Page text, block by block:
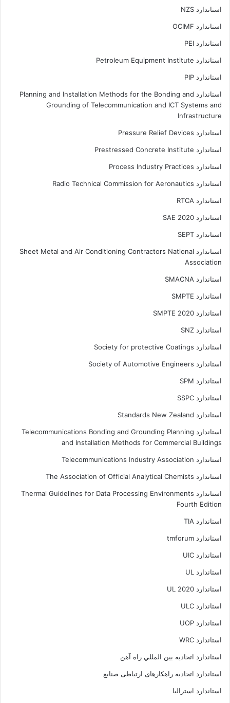
استاندارد NZS
استاندارد OCIMF
استاندارد PEI
استاندارد Petroleum Equipment Institute
استاندارد PIP
استاندارد Planning and Installation Methods for the Bonding and
Grounding of Telecommunication and ICT Systems and
Infrastructure
استاندارد Pressure Relief Devices
استاندارد Prestressed Concrete Institute
استاندارد Process Industry Practices
استاندارد Radio Technical Commission for Aeronautics
استاندارد RTCA
استاندارد SAE 2020
استاندارد SEPT
استاندارد Sheet Metal and Air Conditioning Contractors National
Association
استاندارد SMACNA
استاندارد SMPTE
استاندارد SMPTE 2020
استاندارد SNZ
استاندارد Society for protective Coatings
استاندارد Society of Automotive Engineers
استاندارد SPM
استاندارد SSPC
استاندارد Standards New Zealand
استاندارد Telecommunications Bonding and Grounding Planning
and Installation Methods for Commercial Buildings
استاندارد Telecommunications Industry Association
استاندارد The Association of Official Analytical Chemists
استاندارد Thermal Guidelines for Data Processing Environments
Fourth Edition
استاندارد TIA
استاندارد tmforum
استاندارد UIC
استاندارد UL
استاندارد UL 2020
استاندارد ULC
استاندارد UOP
استاندارد WRC
استاندارد اتحاديه بين المللي راه آهن
استاندارد اتحادیه راهکارهای ارتباطی صنایع
استاندارد استرالیا